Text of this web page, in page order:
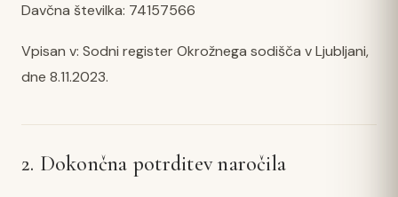
Davčna številka: 74157566
Vpisan v: Sodni register Okrožnega sodišča v Ljubljani,
dne 8.11.2023.
2. Dokončna potrditev naročila